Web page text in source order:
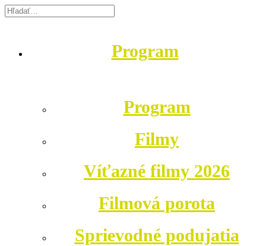
Program
Program
Filmy
Víťazné filmy 2026
Filmová porota
Sprievodné podujatia